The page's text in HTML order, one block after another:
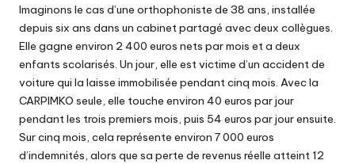
Imaginons le cas d’une orthophoniste de 38 ans, installée
depuis six ans dans un cabinet partagé avec deux collègues.
Elle gagne environ 2 400 euros nets par mois et a deux
enfants scolarisés. Un jour, elle est victime d’un accident de
voiture qui la laisse immobilisée pendant cinq mois. Avec la
CARPIMKO seule, elle touche environ 40 euros par jour
pendant les trois premiers mois, puis 54 euros par jour ensuite.
Sur cinq mois, cela représente environ 7 000 euros
d’indemnités, alors que sa perte de revenus réelle atteint 12